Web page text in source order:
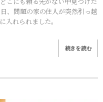
、問題の家の住人が突然引っ越
入れられました。
続きを読む